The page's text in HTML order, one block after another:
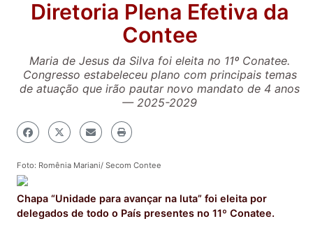
Diretoria Plena Efetiva da
Contee
Maria de Jesus da Silva foi eleita no 11º Conatee.
Congresso estabeleceu plano com principais temas
de atuação que irão pautar novo mandato de 4 anos
— 2025-2029
Foto: Romênia Mariani/ Secom Contee
Chapa “Unidade para avançar na luta” foi eleita por
delegados de todo o País presentes no 11º Conatee.